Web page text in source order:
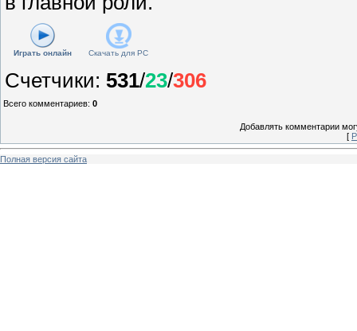
Играть онлайн Скачать для PC
Счетчики: 531/23/306
Всего комментариев: 0
Добавлять комментарии
[
Полная версия сайта